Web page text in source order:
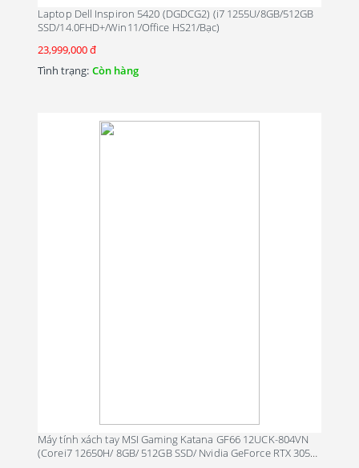
Hiệu năng ổn định giúp ích cho mọi nước đi
của bạn
Dell Inspiron 3520 I3U082W11BLU này được trang bị bộ vi xử lý
Intel thế hệ thứ 12 mới i3 1215U- 6 nhân 8 luồng, xung nhịp dao
ngày của người dùng. Dù là công việc, học tập hay giải trí, bạn đều
Laptop Dell Inspiron 5420 (DGDCG2) (i7 1255U/8GB/512GB
SSD/14.0FHD+/Win11/Office HS21/Bạc)
23,999,000 đ
Tình trạng: Còn hàng
Máy tính xách tay MSI Gaming Katana GF66 12UCK-804VN
(Corei7 12650H/ 8GB/ 512GB SSD/ Nvidia GeForce RTX 3050